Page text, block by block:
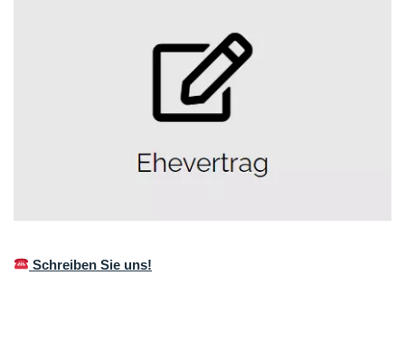
Schreiben Sie uns!